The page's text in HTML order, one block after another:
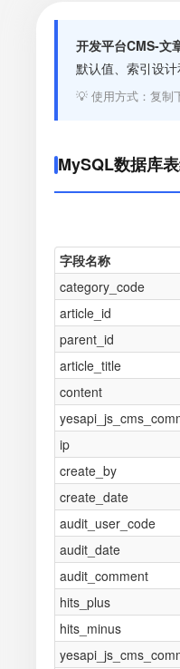
开发平台CMS-文
默认值、索引设
💡 使用方式：复制
MySQL数据库
字段名称
category_code
article_id
parent_id
article_title
content
ip
create_by
create_date
audit_user_code
audit_date
audit_comment
hits_plus
hits_minus